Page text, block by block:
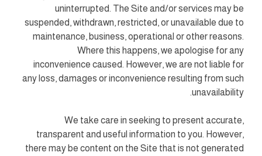
uninterrupted. The Site and/or services may be
suspended, withdrawn, restricted, or unavailable due to
maintenance, business, operational or other reasons.
Where this happens, we apologise for any
inconvenience caused. However, we are not liable for
any loss, damages or inconvenience resulting from such
unavailability.
We take care in seeking to present accurate,
transparent and useful information to you. However,
there may be content on the Site that is not generated